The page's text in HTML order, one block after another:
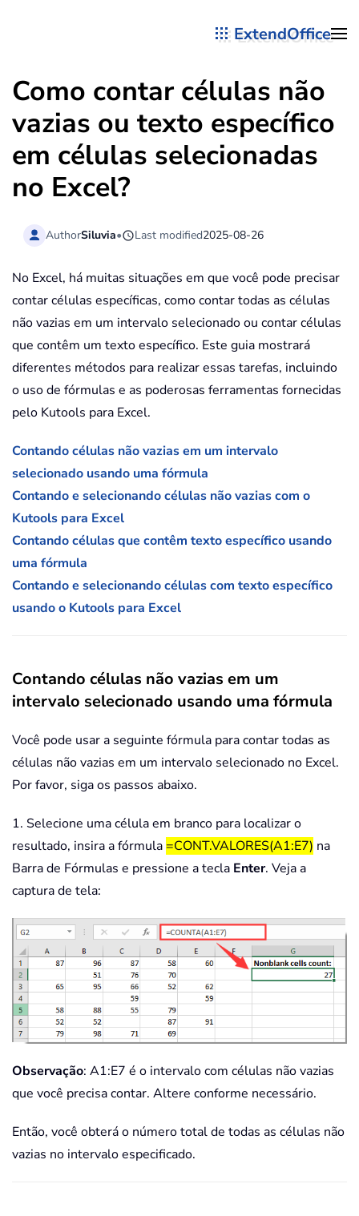
ExtendOffice
Como contar células não
vazias ou texto específico
em células selecionadas
no Excel?
AuthorSiluvia• Last modified2025-08-26
No Excel, há muitas situações em que você pode precisar
contar células específicas, como contar todas as células
não vazias em um intervalo selecionado ou contar células
que contêm um texto específico. Este guia mostrará
diferentes métodos para realizar essas tarefas, incluindo
o uso de fórmulas e as poderosas ferramentas fornecidas
pelo Kutools para Excel.
Contando células não vazias em um intervalo
selecionado usando uma fórmula
Contando e selecionando células não vazias com o
Kutools para Excel
Contando células que contêm texto específico usando
uma fórmula
Contando e selecionando células com texto específico
usando o Kutools para Excel
Contando células não vazias em um
intervalo selecionado usando uma fórmula
Você pode usar a seguinte fórmula para contar todas as
células não vazias em um intervalo selecionado no Excel.
Por favor, siga os passos abaixo.
1. Selecione uma célula em branco para localizar o
resultado, insira a fórmula =CONT.VALORES(A1:E7) na
Barra de Fórmulas e pressione a tecla Enter. Veja a
captura de tela:
Observação: A1:E7 é o intervalo com células não vazias
que você precisa contar. Altere conforme necessário.
Então, você obterá o número total de todas as células não
vazias no intervalo especificado.